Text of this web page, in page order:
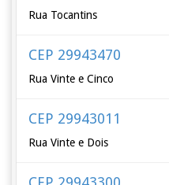
Rua Tocantins
CEP 29943470
Rua Vinte e Cinco
CEP 29943011
Rua Vinte e Dois